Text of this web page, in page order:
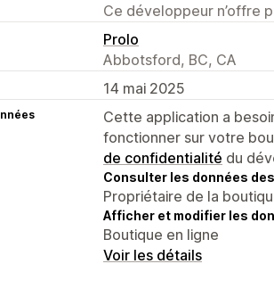
Ce développeur n’offre
Prolo
Abbotsford, BC, CA
14 mai 2025
Cette application a
fonctionner sur votre
de confidentialité du
Consulter les données
Propriétaire de la
Afficher et modifier les
Boutique en ligne
Voir les détails